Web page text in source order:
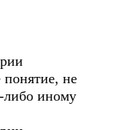
понятие, не
иному